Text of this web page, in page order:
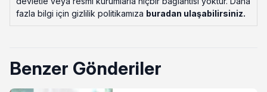
fazla bilgi için gizlilik politikamıza buradan ulaşabilirsiniz.
Benzer Gönderiler